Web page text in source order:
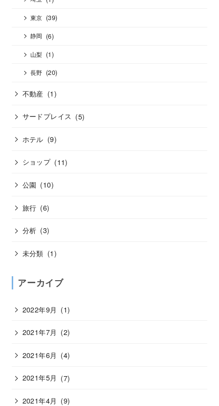
東京 (39)
静岡 (6)
山梨 (1)
長野 (20)
不動産 (1)
サードプレイス (5)
ホテル (9)
ショップ (11)
公園 (10)
旅行 (6)
分析 (3)
未分類 (1)
アーカイブ
2022年9月 (1)
2021年7月 (2)
2021年6月 (4)
2021年5月 (7)
2021年4月 (9)